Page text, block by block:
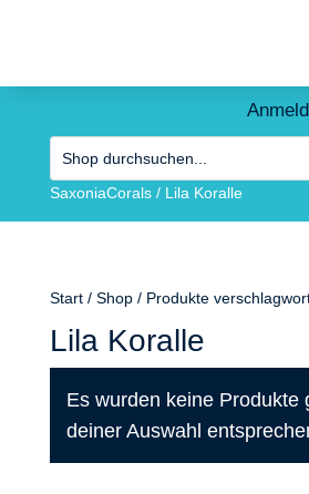
SaxoniaCorals/ Lila Koralle
Start/ Shop/ Produkte
Lila Koralle
Es wurden keine Produkte
deiner Auswahl